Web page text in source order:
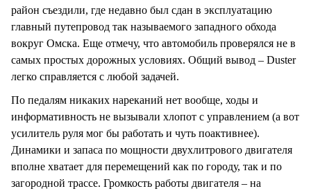
район съездили, где недавно был сдан в эксплуатацию
главный путепровод так называемого западного обхода
вокруг Омска. Еще отмечу, что автомобиль проверялся не в
самых простых дорожных условиях. Общий вывод – Duster
легко справляется с любой задачей.
По педалям никаких нареканий нет вообще, ходы и
информативность не вызывали хлопот с управлением (а вот
усилитель руля мог бы работать и чуть поактивнее).
Динамики и запаса по мощности двухлитрового двигателя
вполне хватает для перемещений как по городу, так и по
загородной трассе. Громкость работы двигателя – на